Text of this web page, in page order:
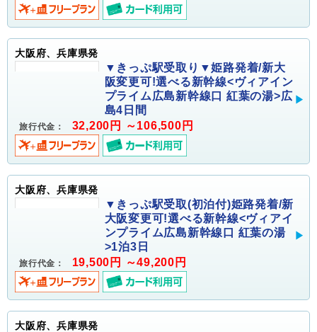
大阪府、兵庫県発
▼きっぷ駅受取り▼姫路発着/新大
阪変更可!選べる新幹線<ヴィアイン
プライム広島新幹線口 紅葉の湯>広
島4日間
旅行代金： 32,200円 ～106,500円
大阪府、兵庫県発
▼きっぷ駅受取(初泊付)姫路発着/新
大阪変更可!選べる新幹線<ヴィアイ
ンプライム広島新幹線口 紅葉の湯
>1泊3日
旅行代金： 19,500円 ～49,200円
大阪府、兵庫県発